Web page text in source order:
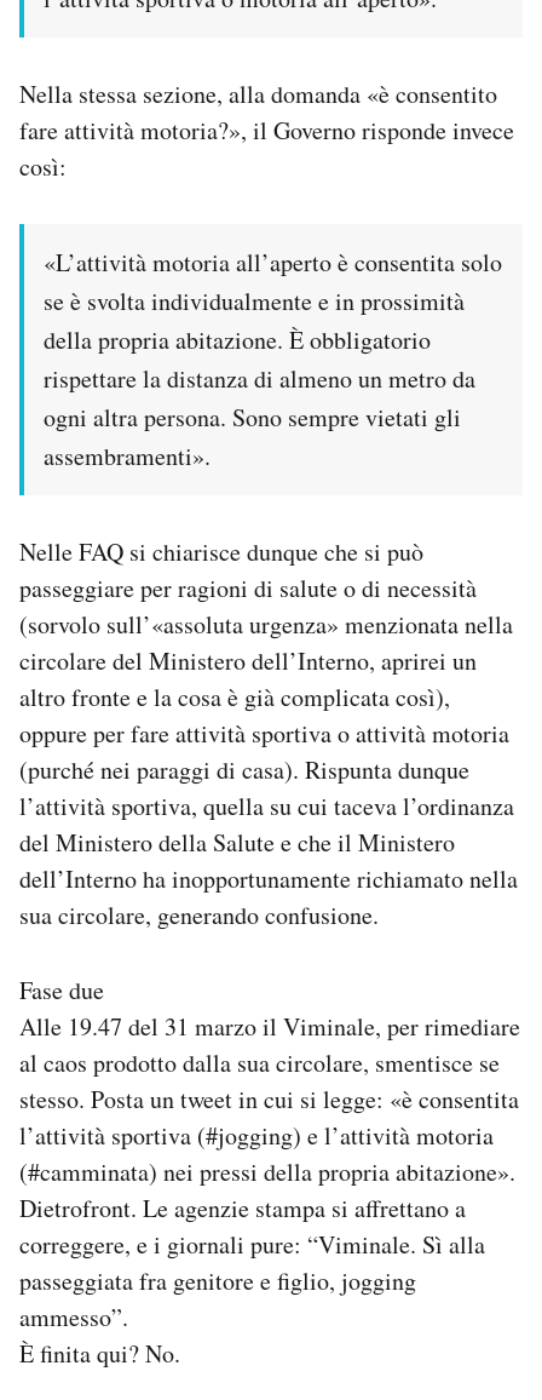
Nella stessa sezione, alla domanda «è consentito
fare attività motoria?», il Governo risponde invece
così:
«L’attività motoria all’aperto è consentita solo
se è svolta individualmente e in prossimità
della propria abitazione. È obbligatorio
rispettare la distanza di almeno un metro da
ogni altra persona. Sono sempre vietati gli
assembramenti».
Nelle FAQ si chiarisce dunque che si può
passeggiare per ragioni di salute o di necessità
(sorvolo sull’«assoluta urgenza» menzionata nella
circolare del Ministero dell’Interno, aprirei un
altro fronte e la cosa è già complicata così),
oppure per fare attività sportiva o attività motoria
(purché nei paraggi di casa). Rispunta dunque
l’attività sportiva, quella su cui taceva l’ordinanza
del Ministero della Salute e che il Ministero
dell’Interno ha inopportunamente richiamato nella
sua circolare, generando confusione.
Fase due
Alle 19.47 del 31 marzo il Viminale, per rimediare
al caos prodotto dalla sua circolare, smentisce se
stesso. Posta un tweet in cui si legge: «è consentita
l’attività sportiva (#jogging) e l’attività motoria
(#camminata) nei pressi della propria abitazione».
Dietrofront. Le agenzie stampa si affrettano a
correggere, e i giornali pure: “Viminale. Sì alla
passeggiata fra genitore e figlio, jogging
ammesso”.
È finita qui? No.